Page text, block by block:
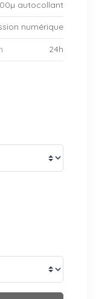
autocollant
numérique
24h